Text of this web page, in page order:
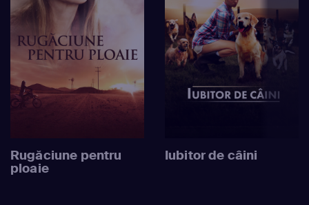
Rugăciune pentru
ploaie
Iubitor de câini